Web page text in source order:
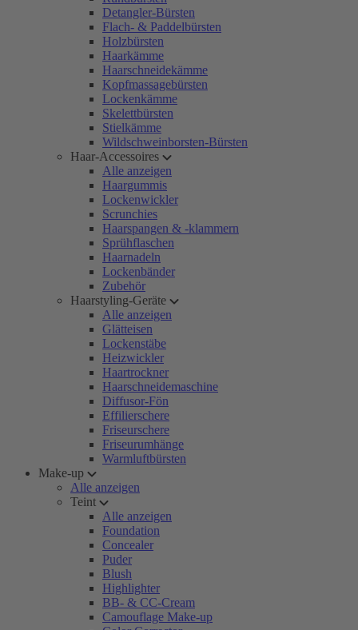
Detangler-Bürsten
Flach- & Paddelbürsten
Holzbürsten
Haarkämme
Haarschneidekämme
Kopfmassagebürsten
Lockenkämme
Skelettbürsten
Stielkämme
Wildschweinborsten-Bürsten
Haar-Accessoires
Alle anzeigen
Haargummis
Lockenwickler
Scrunchies
Haarspangen & -klammern
Sprühflaschen
Haarnadeln
Lockenbänder
Zubehör
Haarstyling-Geräte
Alle anzeigen
Glätteisen
Lockenstäbe
Heizwickler
Haartrockner
Haarschneidemaschine
Diffusor-Fön
Effilierschere
Friseurschere
Friseurumhänge
Warmluftbürsten
Make-up
Alle anzeigen
Teint
Alle anzeigen
Foundation
Concealer
Puder
Blush
Highlighter
BB- & CC-Cream
Camouflage Make-up